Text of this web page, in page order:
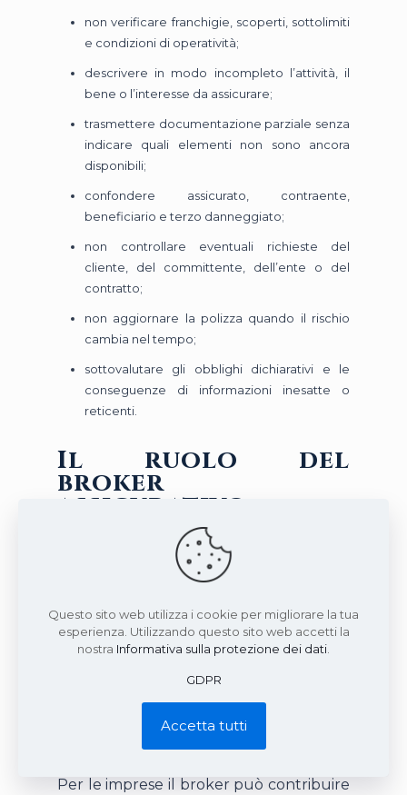
non verificare franchigie, scoperti, sottolimiti
e condizioni di operatività;
descrivere in modo incompleto l’attività, il
bene o l’interesse da assicurare;
trasmettere documentazione parziale senza
indicare quali elementi non sono ancora
disponibili;
confondere assicurato, contraente,
beneficiario e terzo danneggiato;
non controllare eventuali richieste del
cliente, del committente, dell’ente o del
contratto;
non aggiornare la polizza quando il rischio
cambia nel tempo;
sottovalutare gli obblighi dichiarativi e le
conseguenze di informazioni inesatte o
reticenti.
Il ruolo del
broker
assicurativo
Il broker assicurativo supporta il cliente
nell’analisi dei rischi, nella lettura delle
delle coperture disponibili. Il suo
intervento è particolarmente utile
esclusioni, franchigie e condizioni
Per le imprese il broker può contribuire
Questo sito web utilizza i cookie per migliorare la tua
esperienza. Utilizzando questo sito web accetti la
nostra Informativa sulla protezione dei dati
GDPR
Accetta tutti